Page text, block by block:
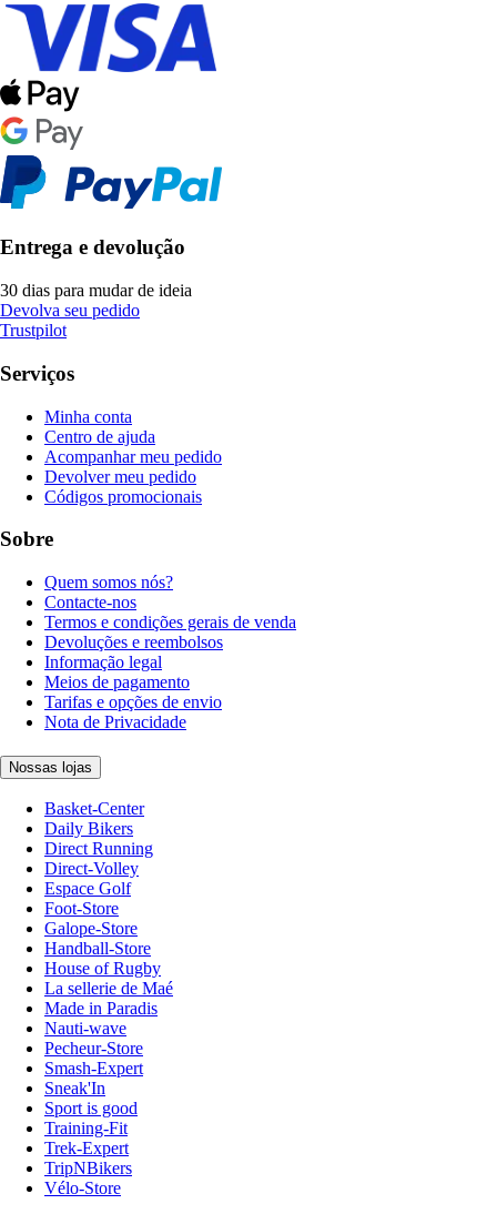
Entrega e devolução
30 dias para mudar de ideia
Devolva seu pedido
Trustpilot
Serviços
Minha conta
Centro de ajuda
Acompanhar meu pedido
Devolver meu pedido
Códigos promocionais
Sobre
Quem somos nós?
Contacte-nos
Termos e condições gerais de venda
Devoluções e reembolsos
Informação legal
Meios de pagamento
Tarifas e opções de envio
Nota de Privacidade
Nossas lojas
Basket-Center
Daily Bikers
Direct Running
Direct-Volley
Espace Golf
Foot-Store
Galope-Store
Handball-Store
House of Rugby
La sellerie de Maé
Made in Paradis
Nauti-wave
Pecheur-Store
Smash-Expert
Sneak'In
Sport is good
Training-Fit
Trek-Expert
TripNBikers
Vélo-Store